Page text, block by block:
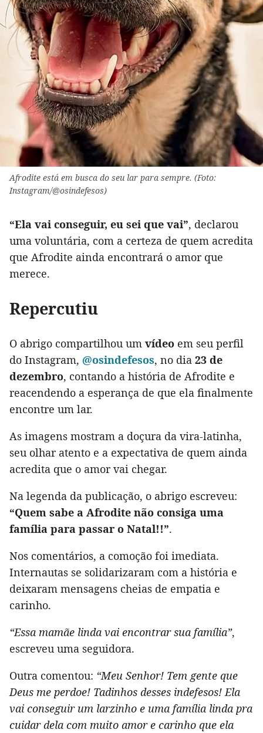
Afrodite está em busca do seu lar para sempre. (Foto:
Instagram/@osindefesos)
“Ela vai conseguir, eu sei que vai”, declarou
uma voluntária, com a certeza de quem acredita
que Afrodite ainda encontrará o amor que
merece.
Repercutiu
O abrigo compartilhou um vídeo em seu perfil
do Instagram, @osindefesos, no dia 23 de
dezembro, contando a história de Afrodite e
reacendendo a esperança de que ela finalmente
encontre um lar.
As imagens mostram a doçura da vira-latinha,
seu olhar atento e a expectativa de quem ainda
acredita que o amor vai chegar.
Na legenda da publicação, o abrigo escreveu:
“Quem sabe a Afrodite não consiga uma
família para passar o Natal!!”.
Nos comentários, a comoção foi imediata.
Internautas se solidarizaram com a história e
deixaram mensagens cheias de empatia e
carinho.
“Essa mamãe linda vai encontrar sua família”,
escreveu uma seguidora.
Outra comentou: “Meu Senhor! Tem gente que
Deus me perdoe! Tadinhos desses indefesos! Ela
vai conseguir um larzinho e uma família linda pra
cuidar dela com muito amor e carinho que ela